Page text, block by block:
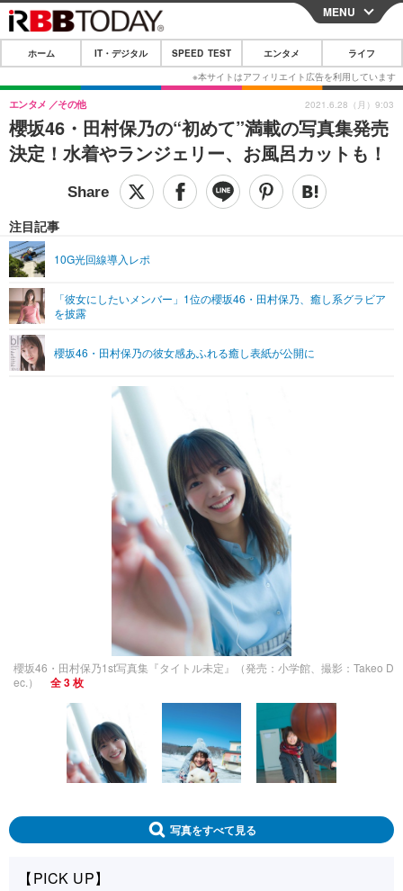
CLOSE
ホーム
IT・デジタル
IT・デジタルTOP スマートフォン
ショッピング その他
SPEED TEST
エンタメTOP 映画・ドラマ
グラビア
ショッピング その他
ライフTOP
その他
リリース一覧
プッシュ通知の停止方法
MENU
ホーム IT・デジタル SPEED TEST エンタメ ライフ
櫻坂46・田村保乃の“初めて”満載の写真集発売
決定！水着やランジェリー、お風呂カットも！
エンタメ その他
注目記事
10G光回線導入レポ
「彼女にしたいメンバー」1位の櫻坂46・田村保乃、癒し系グラビア
を披露
櫻坂46・田村保乃の彼女感あふれる癒し表紙が公開に
2021.6.28（月）9:03
櫻坂46・田村保乃1st写真集『タイトル未定』（発売：小学館、撮影：Takeo D
ec.）
全 3 枚
写真をすべて見る
【PICK UP】